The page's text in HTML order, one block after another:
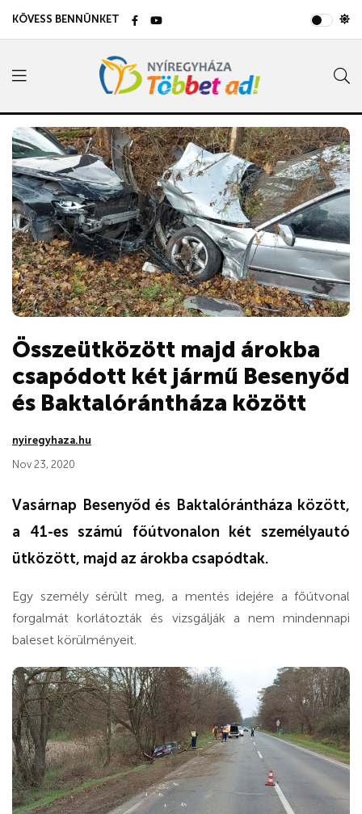
KÖVESS BENNÜNKET
Összeütközött majd árokba
csapódott két jármű Besenyőd
és Baktalórántháza között
nyiregyhaza.hu
Nov 23, 2020
Vasárnap Besenyőd és Baktalórántháza között,
a 41-es számú főútvonalon két személyautó
ütközött, majd az árokba csapódtak.
Egy személy sérült meg, a mentés idejére a főútvonal
forgalmát korlátozták és vizsgálják a nem mindennapi
baleset körülményeit.